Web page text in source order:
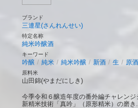
ブランド
三連星(さんれんせい)
特定名称
純米吟醸酒
キーワード
吟醸 / 純米 / 純米吟醸 / 新酒 / 生 / 原
原料米
山田錦(やまだにしき)
今季令和６醸造年度の番外編チャレン
新精米技術「真吟」（原形精米）の磨き